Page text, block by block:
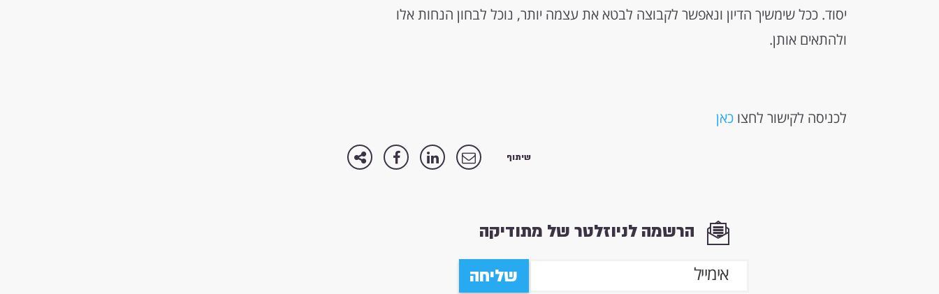
יסוד. ככל שימשיך הדיון ונאפשר לקבוצה לבטא את עצמה יותר, נוכל לבחון הנחות אלו
ולהתאים אותן.
לכניסה לקישור לחצו כאן
שיתוף
הרשמה לניוזלטר של מתודיקה
שליחה